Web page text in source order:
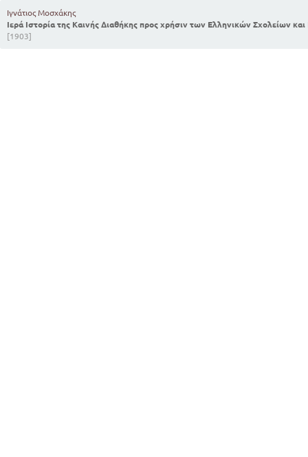
Ιγνάτιος Μοσχάκης
Ιερά Ιστορία της Καινής Διαθήκης προς χρήσιν των Ελληνικών Σχολείων
[1903]